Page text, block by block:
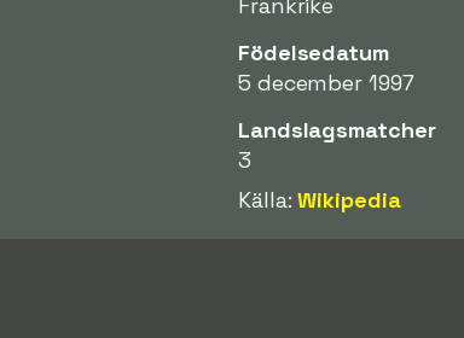
Födelsedatum
5 december 1997
Landslagsmatcher
3
Källa:Wikipedia